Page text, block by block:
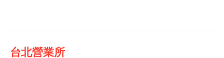
台北營業所